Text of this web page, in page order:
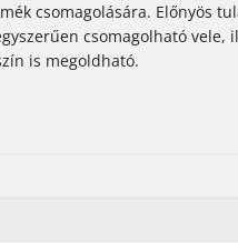
csomagolására. Előnyös
csomagolható vele,
is megoldható.